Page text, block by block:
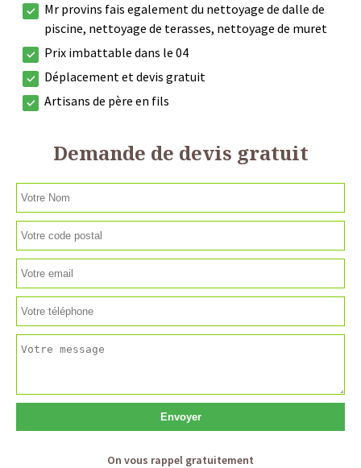
Mr provins fais egalement du nettoyage de dalle de
piscine, nettoyage de terasses, nettoyage de muret
Prix imbattable dans le 04
Déplacement et devis gratuit
Artisans de père en fils
Demande de devis gratuit
On vous rappel gratuitement